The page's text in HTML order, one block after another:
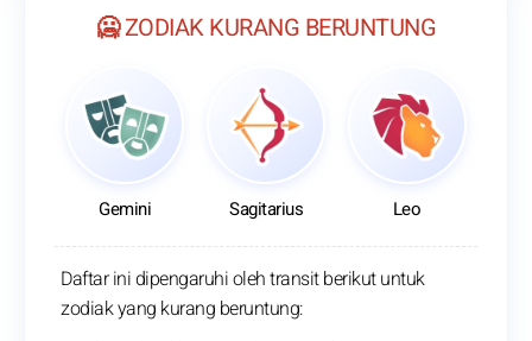
🥶 ZODIAK KURANG BERUNTUNG
Gemini Sagitarius Leo
Daftar ini dipengaruhi oleh transit berikut untuk
zodiak yang kurang beruntung: